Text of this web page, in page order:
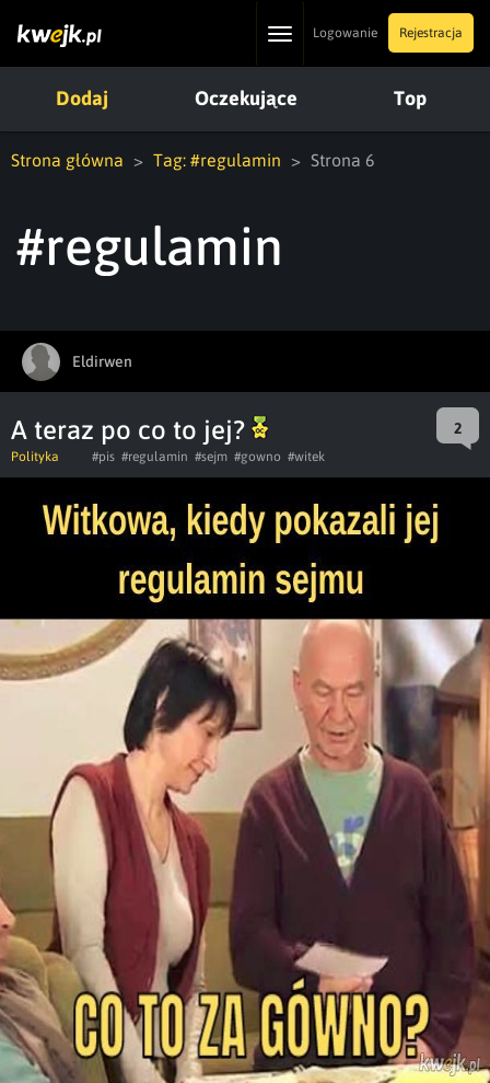
ToggleLogowanie Rejestracja
Dodaj Oczekujące Top
Strona główna Tag: #regulamin Strona 6
#regulamin
Eldirwen
A teraz po co to jej? 2
Polityka #pis #regulamin #sejm #gowno #witek